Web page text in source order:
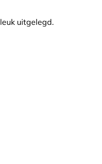
uitgelegd.